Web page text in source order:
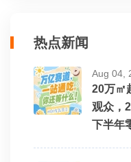
热点新闻
Aug 04,
20万㎡
观众，
下半年